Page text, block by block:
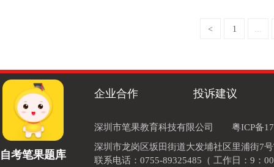
< 1 ...
自考笔果题库
企业合作 投诉建议
深圳市笔果教育科技有限公司
粤ICP备
深圳市龙岗区坂田街道大发埔社区里浦街7
联系电话：0755-89325485（ 工作日：9：